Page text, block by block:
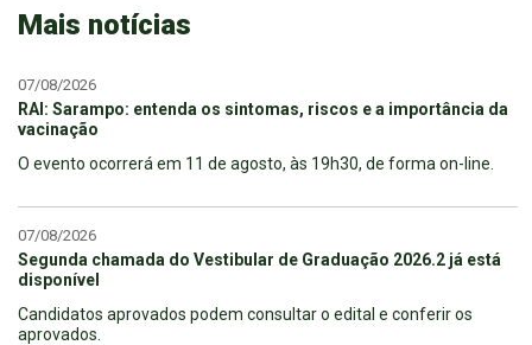
Mais notícias
07/08/2026
RAI: Sarampo: entenda os sintomas, riscos e a importância da
vacinação
O evento ocorrerá em 11 de agosto, às 19h30, de forma on-line.
07/08/2026
Segunda chamada do Vestibular de Graduação 2026.2 já está
disponível
Candidatos aprovados podem consultar o edital e conferir os
aprovados.